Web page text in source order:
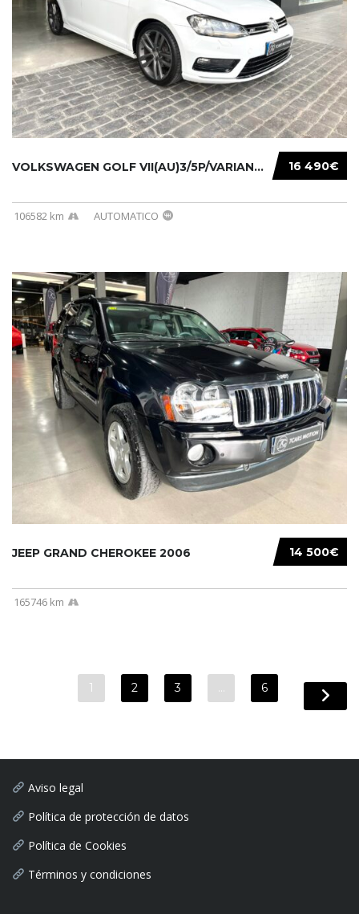
16 490€
VOLKSWAGEN GOLF VII(AU)3/5P/VARIANT(12-16 20...
106582 km AUTOMATICO
14 500€
JEEP GRAND CHEROKEE 2006
165746 km
1 2 3 … 6
Aviso legal
Política de protección de datos
Política de Cookies
Términos y condiciones